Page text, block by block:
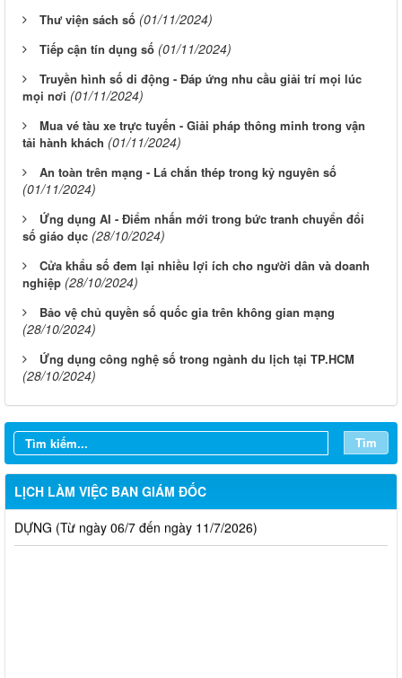
Thư viện sách số (01/11/2024)
Tiếp cận tín dụng số (01/11/2024)
Truyền hình số di động - Đáp ứng nhu cầu giải trí mọi lúc
mọi nơi (01/11/2024)
Mua vé tàu xe trực tuyến - Giải pháp thông minh trong vận
tải hành khách (01/11/2024)
An toàn trên mạng - Lá chắn thép trong kỷ nguyên số
(01/11/2024)
Ứng dụng AI - Điểm nhấn mới trong bức tranh chuyển đổi
số giáo dục (28/10/2024)
Cửa khẩu số đem lại nhiều lợi ích cho người dân và doanh
nghiệp (28/10/2024)
Bảo vệ chủ quyền số quốc gia trên không gian mạng
(28/10/2024)
Ứng dụng công nghệ số trong ngành du lịch tại TP.HCM
(28/10/2024)
Tìm
LỊCH LÀM VIỆC BAN GIÁM ĐỐC
LỊCH CÔNG TÁC CỦA LÃNH ĐẠO SỞ XÂY DỰNG (Từ ngày
03/8 đến ngày 08/8/2026)
DỰNG (Từ ngày 27/7 đến ngày 31/7/2026)
THÔNG BÁO LỊCH CÔNG TÁC CỦA LÃNH ĐẠO SỞ XÂY
DỰNG (Từ ngày 20/7 đến ngày 25/7/2026)
THÔNG BÁO LỊCH CÔNG TÁC CỦA LÃNH ĐẠO SỞ XÂY
DỰNG (Từ ngày 06/7 đến ngày 11/7/2026)